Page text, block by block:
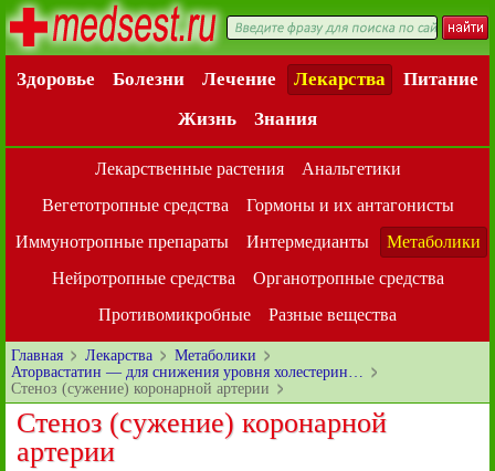
Здоровье Болезни Лечение Лекарства
Питание
Жизнь
Знания
Лекарственные растения
Анальгетики
Вегетотропные средства
Гормоны и их антагонисты
Иммунотропные препараты
Интермедианты
Метаболики
Нейротропные средства
Органотропные средства
Противомикробные
Разные вещества
Главная Лекарства
Метаболики
Аторвастатин — для снижения уровня холестерин…
Стеноз (сужение) коронарной артерии
Стеноз (сужение) коронарной
артерии